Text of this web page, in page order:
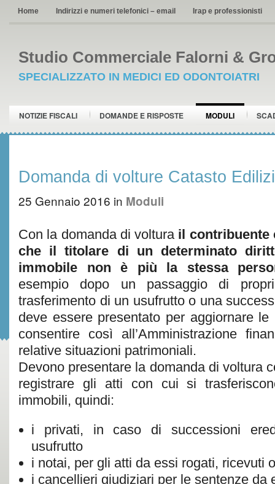
Home Indirizzi e numeri telefonici – email Irap e professionisti
Studio Commerciale Falorni &
SPECIALIZZATO IN MEDICI ED ODONTOIATRI
NOTIZIE FISCALI DOMANDE E RISPOSTE MODULI
Domanda di volture Catasto
25 Gennaio 2016 in Moduli
Con la domanda di volturail contribuente
che il titolare di un determinato
immobile non è più la stessa
esempio dopo un passaggio di
trasferimento di un usufrutto o una
deve essere presentato per aggiornare
consentire così all’Amministrazione
relative situazioni patrimoniali.
Devono presentare la domanda di voltura
registrare gli atti con cui si
immobili, quindi:
i privati, in caso di successioni
usufrutto
i notai, per gli atti da essi rogati, ricevuti
i cancellieri giudiziari per le sentenze da